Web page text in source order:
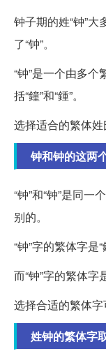
钟子期的姓“钟”大
了“钟”。
“钟”是一个由多
括“鐘”和“鍾”。
选择适合的繁体姓
钟和钟的这两
“钟”和“钟”是同
别的。
“钟”字的繁体字是
而“钟”字的繁体字
选择合适的繁体字
姓钟的繁体字